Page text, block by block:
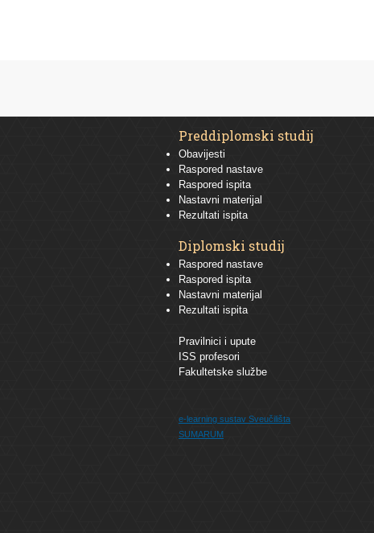
Preddiplomski studij
Obavijesti
Raspored nastave
Raspored ispita
Nastavni materijal
Rezultati ispita
Diplomski studij
Raspored nastave
Raspored ispita
Nastavni materijal
Rezultati ispita
Pravilnici i upute
ISS profesori
Fakultetske službe
e-learning sustav Sveučilišta
SUMARUM